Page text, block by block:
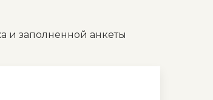
и заполненной анкеты